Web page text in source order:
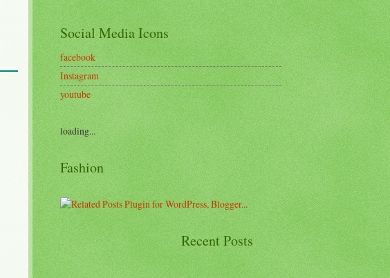
Social Media Icons
facebook
Instagram
youtube
loading...
Fashion
Recent Posts